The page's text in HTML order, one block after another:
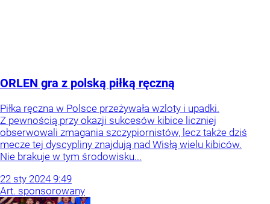
ORLEN gra z polską piłką ręczną
Piłka ręczna w Polsce przeżywała wzloty i upadki.
Z pewnością przy okazji sukcesów kibice liczniej
obserwowali zmagania szczypiornistów, lecz także dziś
mecze tej dyscypliny znajdują nad Wisłą wielu kibiców.
Nie brakuje w tym środowisku...
22 sty 2024 9:49
Art. sponsorowany